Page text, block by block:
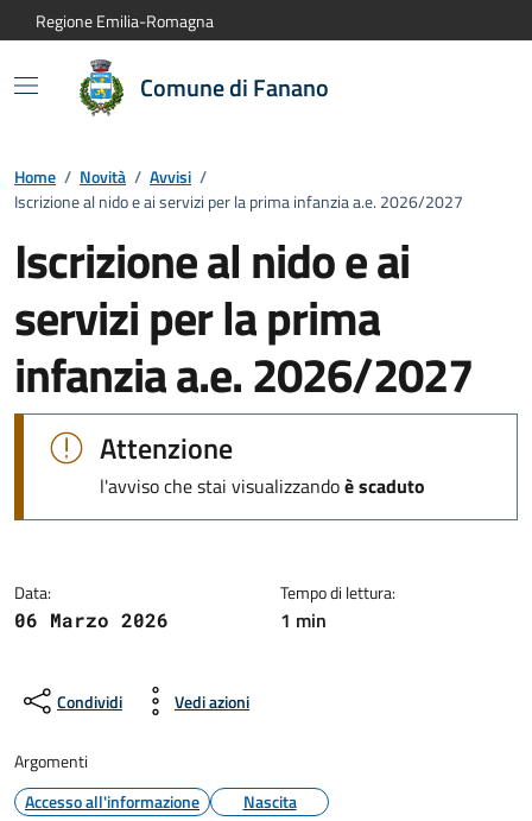
Vai al contenuto principale
Vai alla navigazione del sito
Vai al piede di pagina
Regione Emilia-Romagna
Comune di Fanano
Home / Novità / Avvisi /
Iscrizione al nido e ai servizi per la prima infanzia a.e. 2026/2027
Iscrizione al nido e ai
servizi per la prima
infanzia a.e. 2026/2027
Dettagli dell'avviso:
Attenzione
l'avviso che stai visualizzandoè scaduto
Data:
06 Marzo 2026
Tempo di lettura:
1 min
Condividi Vedi azioni
Argomenti
Accesso all'informazione
Nascita